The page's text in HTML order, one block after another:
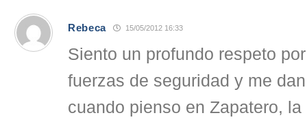
Rebeca 15/05/2012 16:33
Siento un profundo respeto
fuerzas de seguridad y me
cuando pienso en Zapatero,